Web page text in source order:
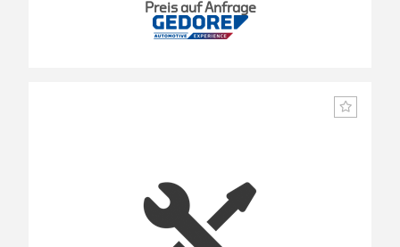
Preis auf Anfrage